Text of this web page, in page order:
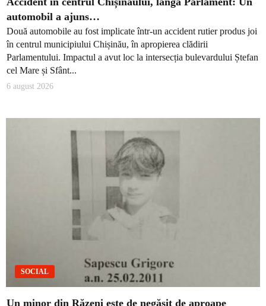
automobil a ajuns…
Două automobile au fost implicate într-un accident rutier produs joi
în centrul municipiului Chișinău, în apropierea clădirii
Parlamentului. Impactul a avut loc la intersecția bulevardului Ștefan
cel Mare și Sfânt...
6 august 2026
SOCIAL
Un minor din Răzeni este de negăsit de aproape